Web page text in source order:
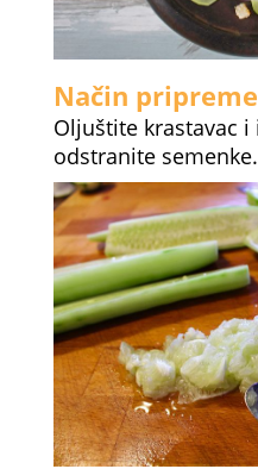
Način pripreme
Oljuštite krastavac
odstranite semenke.